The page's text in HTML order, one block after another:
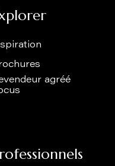
agréé